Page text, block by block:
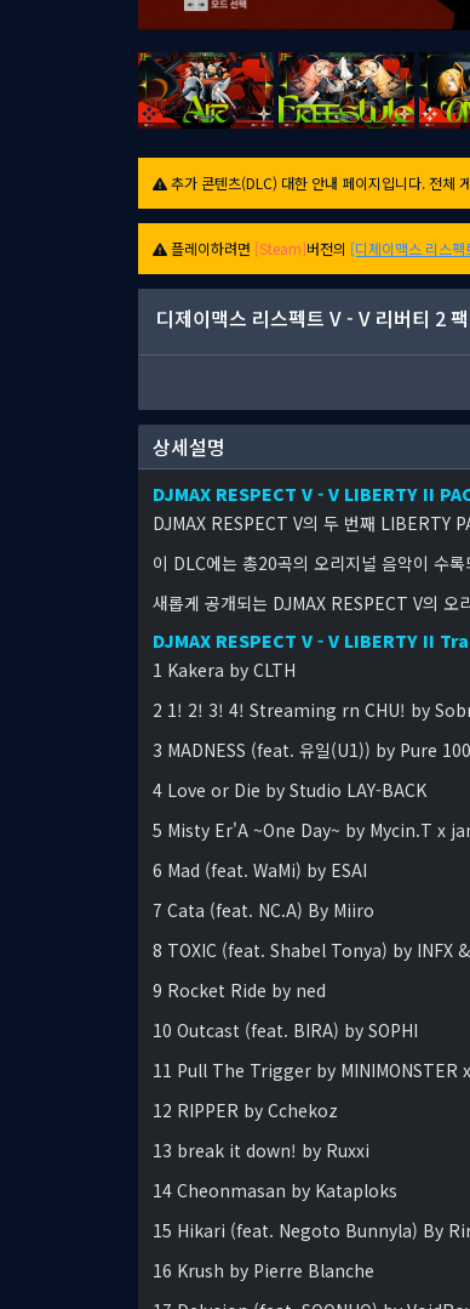
추가 콘텐츠(DLC) 대한 안내 페이지입니다. 전체
플레이하려면 [Steam]버전의 [디제이맥스 리스펙
디제이맥스 리스펙트 V - V 리버티 2 팩
상세설명
DJMAX RESPECT V - V LIBERTY II
DJMAX RESPECT V의 두 번째 LIBERTY
이 DLC에는 총20곡의 오리지널 음악이 수
새롭게 공개되는 DJMAX RESPECT V의 오
DJMAX RESPECT V - V LIBERTY II
1 Kakera by CLTH
2 1! 2! 3! 4! Streaming rn CHU! by
3 MADNESS (feat. 유일(U1)) by Pure
4 Love or Die by Studio LAY-BACK
5 Misty Er'A ~One Day~ by Mycin.T x
6 Mad (feat. WaMi) by ESAI
7 Cata (feat. NC.A) By Miiro
8 TOXIC (feat. Shabel Tonya) by INFX
9 Rocket Ride by ned
10 Outcast (feat. BIRA) by SOPHI
11 Pull The Trigger by MINIMONSTER x
12 RIPPER by Cchekoz
13 break it down! by Ruxxi
14 Cheonmasan by Kataploks
15 Hikari (feat. Negoto Bunnyla) By
16 Krush by Pierre Blanche